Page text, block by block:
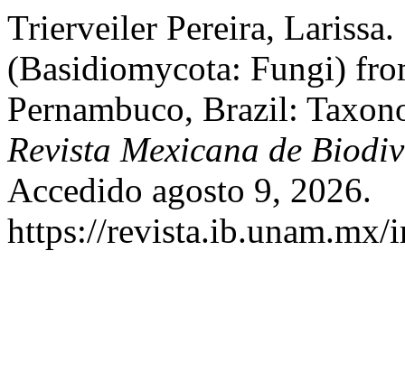
Trierveiler Pereira, Larissa.
(Basidiomycota: Fungi)
Pernambuco, Brazil:
Revista Mexicana de
Accedido agosto 9, 2026.
https://